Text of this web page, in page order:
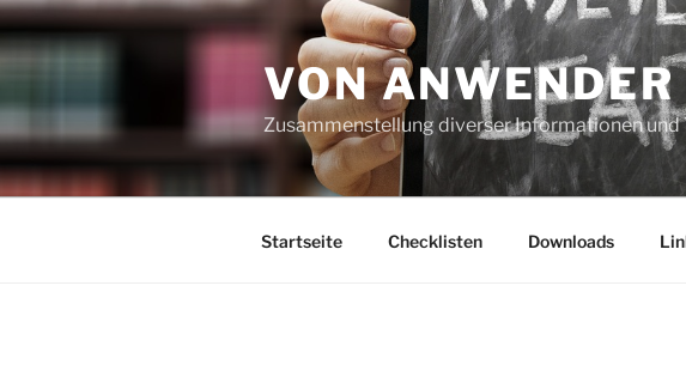
Zum
Inhalt
springen
VON
Zusammenstellung diverser Informationen und
Startseite Checklisten Downloads